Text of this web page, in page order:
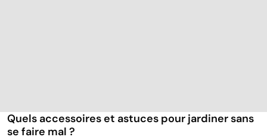
Quels accessoires et astuces pour jardiner sans
se faire mal ?